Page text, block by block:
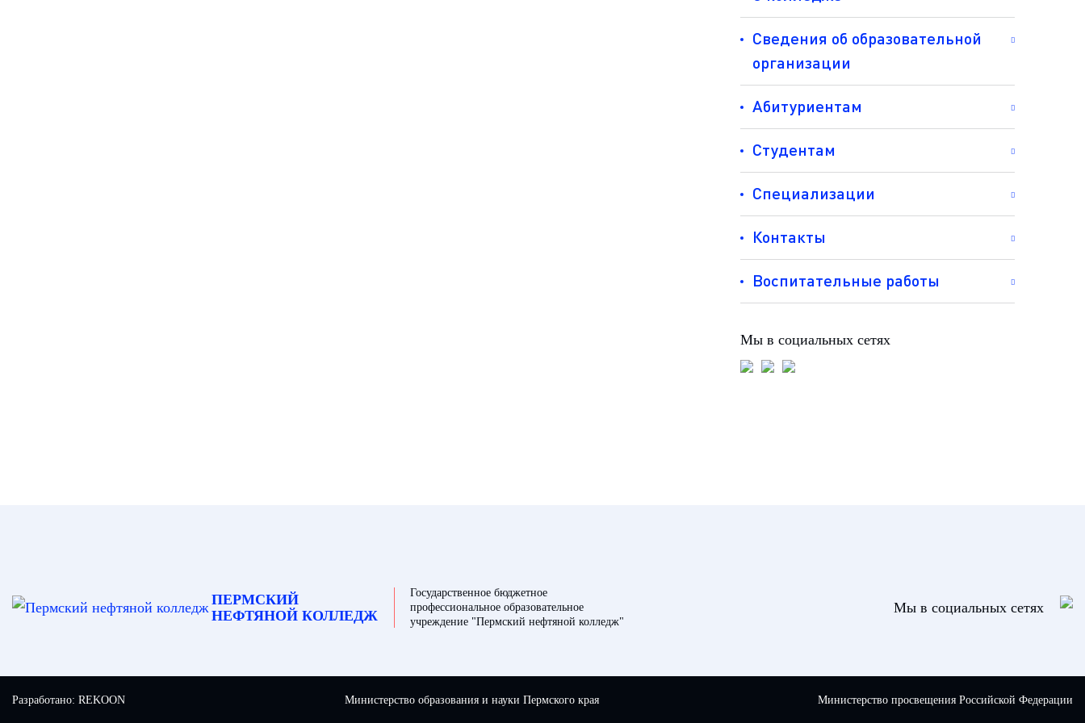
Сведения об образовательной
организации
Абитуриентам
Студентам
Специализации
Контакты
Воспитательные работы
Мы в социальных сетях
ПЕРМСКИЙ
НЕФТЯНОЙ КОЛЛЕДЖ
Государственное бюджетное
профессиональное образовательное
учреждение "Пермский нефтяной колледж"
Мы в социальных сетях
Разработано: REKOON Министерство образования и науки Пермского края Министерство просвещения Российской Федерации